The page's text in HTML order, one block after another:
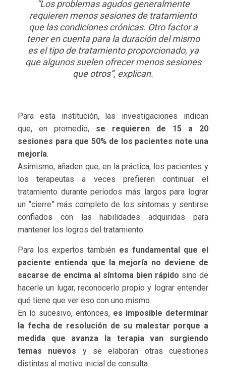
“Los problemas agudos generalmente
requieren menos sesiones de tratamiento
que las condiciones crónicas. Otro factor a
tener en cuenta para la duración del mismo
es el tipo de tratamiento proporcionado, ya
que algunos suelen ofrecer menos sesiones
que otros”, explican.
Para esta institución, las investigaciones indican
que, en promedio, se requieren de 15 a 20
sesiones para que 50% de los pacientes note una
mejoría.
Asimismo, añaden que, en la práctica, los pacientes y
los terapeutas a veces prefieren continuar el
tratamiento durante períodos más largos para lograr
un “cierre” más completo de los síntomas y sentirse
confiados con las habilidades adquiridas para
mantener los logros del tratamiento.
Para los expertos también es fundamental que el
paciente entienda que la mejoría no deviene de
sacarse de encima al síntoma bien rápido sino de
hacerle un lugar, reconocerlo propio y lograr entender
qué tiene que ver eso con uno mismo.
En lo sucesivo, entonces, es imposible determinar
la fecha de resolución de su malestar porque a
medida que avanza la terapia van surgiendo
temas nuevos y se elaboran otras cuestiones
distintas al motivo inicial de consulta.